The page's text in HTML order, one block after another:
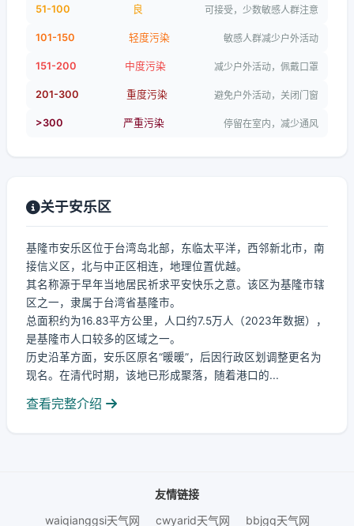
51-100 良 可接受，少数敏感人群注意
101-150 轻度污染 敏感人群减少户外活动
151-200 中度污染 减少户外活动，佩戴口罩
201-300 重度污染 避免户外活动，关闭门窗
>300 严重污染 停留在室内，减少通风
关于安乐区
基隆市安乐区位于台湾岛北部，东临太平洋，西邻新北市，南
接信义区，北与中正区相连，地理位置优越。
其名称源于早年当地居民祈求平安快乐之意。该区为基隆市辖
区之一，隶属于台湾省基隆市。
总面积约为16.83平方公里，人口约7.5万人（2023年数据），
是基隆市人口较多的区域之一。
历史沿革方面，安乐区原名“暖暖”，后因行政区划调整更名为
现名。在清代时期，该地已形成聚落，随着港口的...
查看完整介绍
友情链接
waiqianggsi天气网
cwyarid天气网 bbjgq天气网